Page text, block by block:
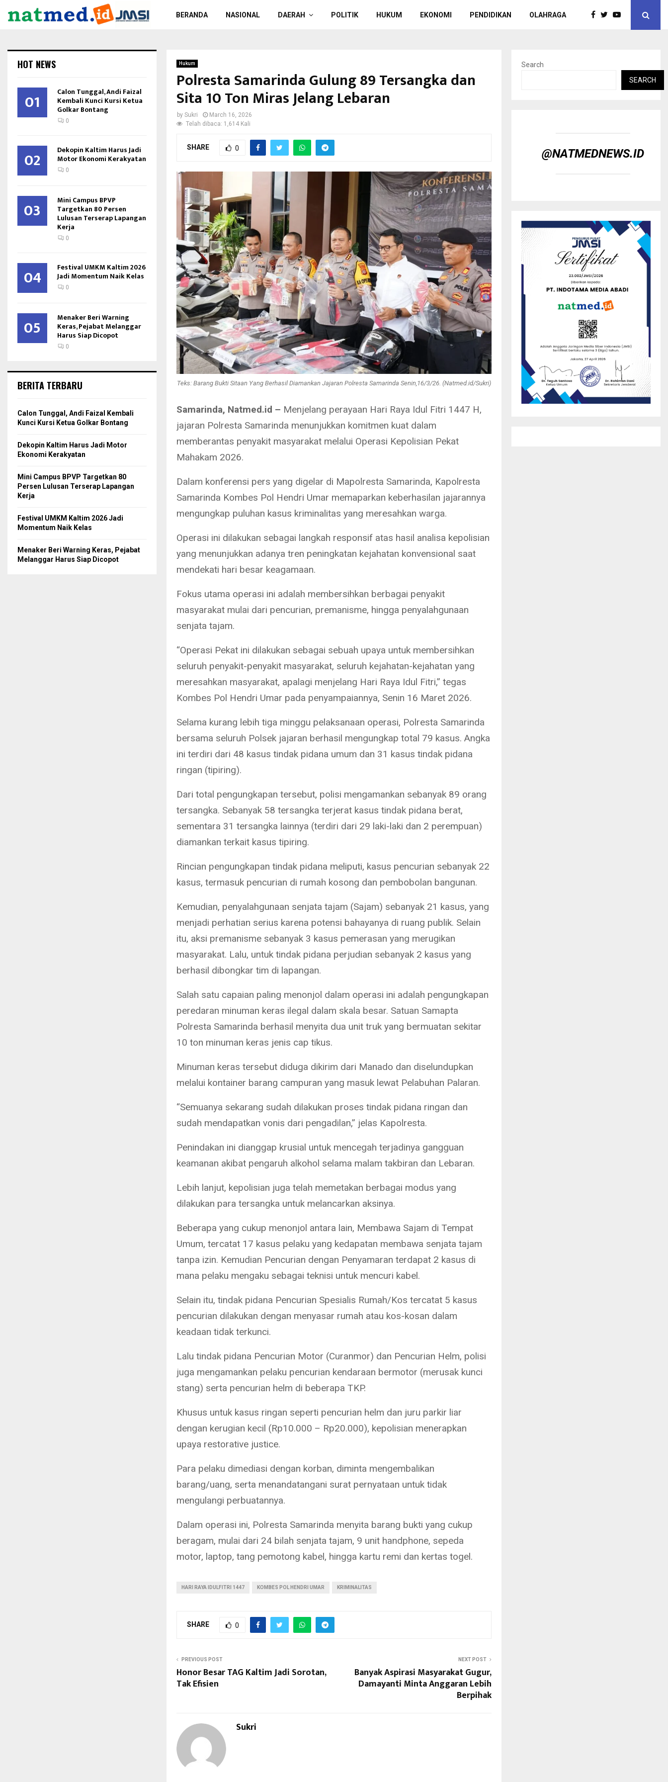
BERANDA NASIONAL DAERAH POLITIK HUKUM EKONOMI PENDIDIKAN OLAHRAGA
Hukum
Polresta Samarinda Gulung 89 Tersangka dan
Sita 10 Ton Miras Jelang Lebaran
by Sukri
March 16, 2026
Telah dibaca: 1,614 Kali
SHARE 0
Teks: Barang Bukti Sitaan Yang Berhasil Diamankan Jajaran Polresta Samarinda Senin,16/3/26. (Natmed.id/Sukri)
Samarinda, Natmed.id – Menjelang perayaan Hari Raya Idul Fitri 1447 H,
jajaran Polresta Samarinda menunjukkan komitmen kuat dalam
memberantas penyakit masyarakat melalui Operasi Kepolisian Pekat
Mahakam 2026.
Dalam konferensi pers yang digelar di Mapolresta Samarinda, Kapolresta
Samarinda Kombes Pol Hendri Umar memaparkan keberhasilan jajarannya
mengungkap puluhan kasus kriminalitas yang meresahkan warga.
Operasi ini dilakukan sebagai langkah responsif atas hasil analisa kepolisian
yang menunjukkan adanya tren peningkatan kejahatan konvensional saat
mendekati hari besar keagamaan.
Fokus utama operasi ini adalah membersihkan berbagai penyakit
masyarakat mulai dari pencurian, premanisme, hingga penyalahgunaan
senjata tajam.
“Operasi Pekat ini dilakukan sebagai sebuah upaya untuk membersihkan
seluruh penyakit-penyakit masyarakat, seluruh kejahatan-kejahatan yang
meresahkan masyarakat, apalagi menjelang Hari Raya Idul Fitri,” tegas
Kombes Pol Hendri Umar pada penyampaiannya, Senin 16 Maret 2026.
Selama kurang lebih tiga minggu pelaksanaan operasi, Polresta Samarinda
bersama seluruh Polsek jajaran berhasil mengungkap total 79 kasus. Angka
ini terdiri dari 48 kasus tindak pidana umum dan 31 kasus tindak pidana
ringan (tipiring).
Dari total pengungkapan tersebut, polisi mengamankan sebanyak 89 orang
tersangka. Sebanyak 58 tersangka terjerat kasus tindak pidana berat,
sementara 31 tersangka lainnya (terdiri dari 29 laki-laki dan 2 perempuan)
diamankan terkait kasus tipiring.
Rincian pengungkapan tindak pidana meliputi, kasus pencurian sebanyak 22
kasus, termasuk pencurian di rumah kosong dan pembobolan bangunan.
Kemudian, penyalahgunaan senjata tajam (Sajam) sebanyak 21 kasus, yang
menjadi perhatian serius karena potensi bahayanya di ruang publik. Selain
itu, aksi premanisme sebanyak 3 kasus pemerasan yang merugikan
masyarakat. Lalu, untuk tindak pidana perjudian sebanyak 2 kasus yang
berhasil dibongkar tim di lapangan.
Salah satu capaian paling menonjol dalam operasi ini adalah pengungkapan
peredaran minuman keras ilegal dalam skala besar. Satuan Samapta
Polresta Samarinda berhasil menyita dua unit truk yang bermuatan sekitar
10 ton minuman keras jenis cap tikus.
Minuman keras tersebut diduga dikirim dari Manado dan diselundupkan
melalui kontainer barang campuran yang masuk lewat Pelabuhan Palaran.
“Semuanya sekarang sudah dilakukan proses tindak pidana ringan dan
sudah mendapatkan vonis dari pengadilan,” jelas Kapolresta.
Penindakan ini dianggap krusial untuk mencegah terjadinya gangguan
keamanan akibat pengaruh alkohol selama malam takbiran dan Lebaran.
Lebih lanjut, kepolisian juga telah memetakan berbagai modus yang
dilakukan para tersangka untuk melancarkan aksinya.
Beberapa yang cukup menonjol antara lain, Membawa Sajam di Tempat
Umum, tercatat 17 kasus pelaku yang kedapatan membawa senjata tajam
tanpa izin. Kemudian Pencurian dengan Penyamaran terdapat 2 kasus di
mana pelaku mengaku sebagai teknisi untuk mencuri kabel.
Selain itu, tindak pidana Pencurian Spesialis Rumah/Kos tercatat 5 kasus
pencurian dilakukan dengan menyasar rumah atau kos-kosan dalam
keadaan tidak terkunci.
Lalu tindak pidana Pencurian Motor (Curanmor) dan Pencurian Helm, polisi
juga mengamankan pelaku pencurian kendaraan bermotor (merusak kunci
stang) serta pencurian helm di beberapa TKP.
Khusus untuk kasus ringan seperti pencurian helm dan juru parkir liar
dengan kerugian kecil (Rp10.000 – Rp20.000), kepolisian menerapkan
upaya restorative justice.
Para pelaku dimediasi dengan korban, diminta mengembalikan
barang/uang, serta menandatangani surat pernyataan untuk tidak
mengulangi perbuatannya.
Dalam operasi ini, Polresta Samarinda menyita barang bukti yang cukup
beragam, mulai dari 24 bilah senjata tajam, 9 unit handphone, sepeda
motor, laptop, tang pemotong kabel, hingga kartu remi dan kertas togel.
HARI RAYA IDULFITRI 1447 KOMBES POL HENDRI UMAR KRIMINALITAS
SHARE 0
PREVIOUS POST
Honor Besar TAG Kaltim Jadi Sorotan,
Tak Efisien
NEXT POST
Banyak Aspirasi Masyarakat Gugur,
Damayanti Minta Anggaran Lebih
Berpihak
Sukri
HOT NEWS
01 Calon Tunggal, Andi Faizal
Kembali Kunci Kursi Ketua
Golkar Bontang
0
02 Dekopin Kaltim Harus Jadi
Motor Ekonomi Kerakyatan
0
03 Mini Campus BPVP
Targetkan 80 Persen
Lulusan Terserap Lapangan
Kerja
0
04 Festival UMKM Kaltim 2026
Jadi Momentum Naik Kelas
0
05 Menaker Beri Warning
Keras, Pejabat Melanggar
Harus Siap Dicopot
0
BERITA TERBARU
Calon Tunggal, Andi Faizal Kembali
Kunci Kursi Ketua Golkar Bontang
Dekopin Kaltim Harus Jadi Motor
Ekonomi Kerakyatan
Mini Campus BPVP Targetkan 80
Persen Lulusan Terserap Lapangan
Kerja
Festival UMKM Kaltim 2026 Jadi
Momentum Naik Kelas
Menaker Beri Warning Keras, Pejabat
Melanggar Harus Siap Dicopot
Search
SEARCH
@NATMEDNEWS.ID